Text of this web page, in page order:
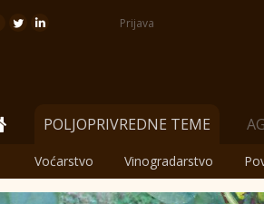
Prijava
POLJOPRIVREDNE TEME
Voćarstvo Vinogradarstvo